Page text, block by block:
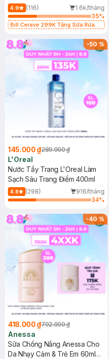
473ml
4.9 (116)
1.6k/tháng
35%
Bill Cerave 299K Tặng Sữa Rửa
-50%
145.000 ₫289.000 ₫
L'Oreal
Nước Tẩy Trang L'Oreal Làm
Sạch Sâu Trang Điểm 400ml
4.8 (298)
916/tháng
34%
-40%
418.000 ₫702.000 ₫
Anessa
Sữa Chống Nắng Anessa Cho
Da Nhạy Cảm & Trẻ Em 60ml